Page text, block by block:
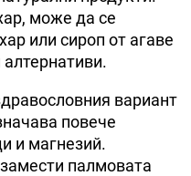
може да се
или сироп от агаве
вариант
повече
и магнезий.
палмовата